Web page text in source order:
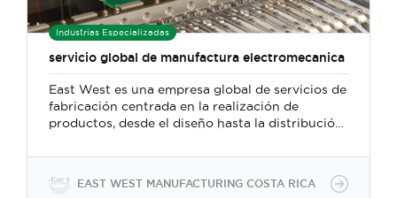
Industrias Especializadas
servicio global de manufactura electromecanica
East West es una empresa global de servicios de
fabricación centrada en la realización de
productos, desde el diseño hasta la distribución.
automatización / robótica, dispositivos
inteligentes / IoT, médico / bienestar e industrial
/ energía. Nuestras especialidades de
EAST WEST MANUFACTURING COSTA RICA